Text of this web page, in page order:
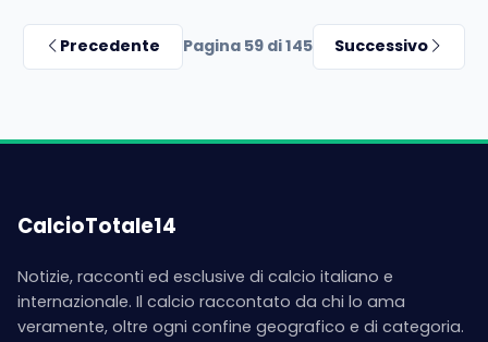
Precedente Pagina 59 di 145 Successivo
CalcioTotale14
Notizie, racconti ed esclusive di calcio italiano e
internazionale. Il calcio raccontato da chi lo ama
veramente, oltre ogni confine geografico e di categoria.